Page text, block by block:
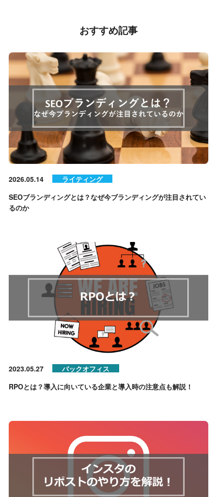
おすすめ記事
2026.05.14
ライティング
SEOブランディングとは？なぜ今ブランディングが注目されてい
るのか
2023.05.27
バックオフィス
RPOとは？導入に向いている企業と導入時の注意点も解説！